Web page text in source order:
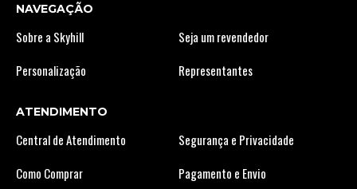
NAVEGAÇÃO
Sobre a Skyhill
Seja um revendedor
Personalização
Representantes
ATENDIMENTO
Central de Atendimento
Segurança e Privacidade
Como Comprar
Pagamento e Envio